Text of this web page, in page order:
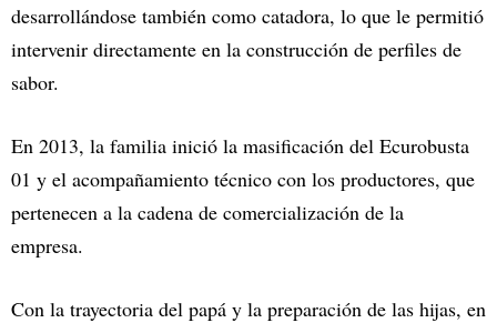
desarrollándose también como catadora, lo que le permitió
intervenir directamente en la construcción de perfiles de
sabor.
En 2013, la familia inició la masificación del Ecurobusta
01 y el acompañamiento técnico con los productores, que
pertenecen a la cadena de comercialización de la
empresa.
Con la trayectoria del papá y la preparación de las hijas, en